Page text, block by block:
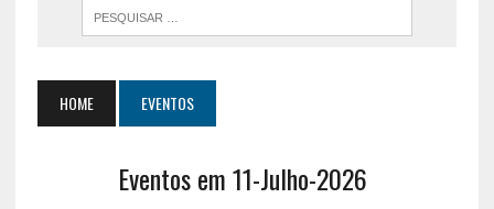
HOME EVENTOS
Eventos em 11-Julho-2026